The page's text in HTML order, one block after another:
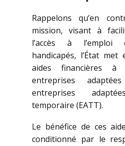
Rappelons qu’en
mission, visant à
l’accès à l’emploi
handicapés, l’État met
aides financières à
entreprises
entreprises
temporaire (EATT).
Le bénéfice de ces
conditionné par le